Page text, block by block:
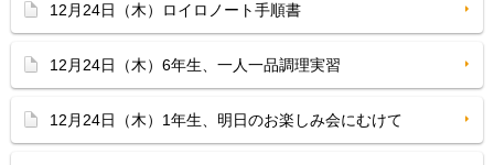
12月24日（木）ロイロノート手順書
12月24日（木）6年生、一人一品調理実習
12月24日（木）1年生、明日のお楽しみ会にむけて